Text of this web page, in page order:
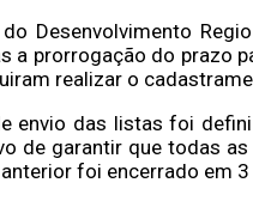
Desenvolvimento
a prorrogação do prazo
realizar o
envio das listas foi
de garantir que todas
foi encerrado em